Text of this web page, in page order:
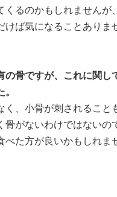
くるのかもしれませんが
けば気になることありま
の骨ですが、これに関し
く、小骨が刺されること
骨がないわけではないの
べた方が良いかもしれま